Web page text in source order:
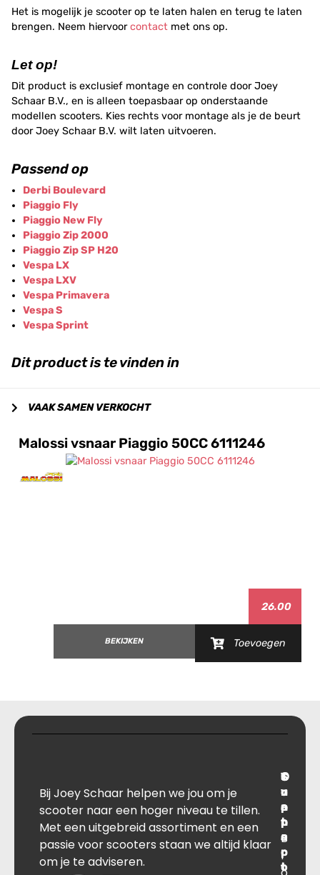
Het is mogelijk je scooter op te laten halen en terug te laten
brengen. Neem hiervoorcontact met ons op.
Let op!
Dit product is exclusief montage en controle door Joey
Schaar B.V., en is alleen toepasbaar op onderstaande
modellen scooters. Kies rechts voor montage als je de beurt
door Joey Schaar B.V. wilt laten uitvoeren.
Passend op
Derbi Boulevard
Piaggio Fly
Piaggio New Fly
Piaggio Zip 2000
Piaggio Zip SP H20
Vespa LX
Vespa LXV
Vespa Primavera
Vespa S
Vespa Sprint
Dit product is te vinden in
VAAK SAMEN VERKOCHT
Malossi vsnaar Piaggio 50CC 6111246
26.00
BEKIJKEN Toevoegen
Bij Joey Schaar helpen we jou om je
scooter naar een hoger niveau te tillen.
Met een uitgebreid assortiment en een
passie voor scooters staan we altijd klaar
om je te adviseren.
T
r
a
n
s
p
o
O
v
e
r
B
l
S
u
p
p
o
r
t
C
o
n
t
a
c
t